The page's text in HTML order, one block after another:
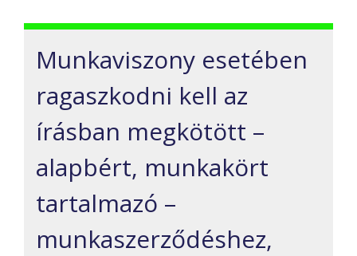
Munkaviszony esetében
ragaszkodni kell az
írásban megkötött –
alapbért, munkakört
tartalmazó –
munkaszerződéshez,